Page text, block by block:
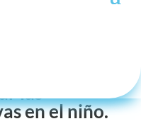
por el
el
las
en el niño.